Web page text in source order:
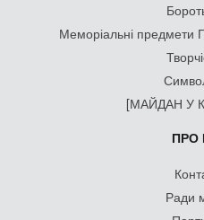
Меморіальні предмети
[МАЙДАН У
ПРО
Ради